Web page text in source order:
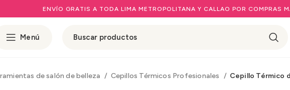
ENVÍO GRATIS A TODA LIMA METROPOLITANA Y CALLAO POR COMPRAS
Menú
de salón de belleza Cepillos Térmicos Profesionales Cepillo Térmico